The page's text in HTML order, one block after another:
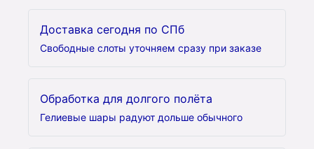
Доставка сегодня по СПб
Свободные слоты уточняем сразу при заказе
Обработка для долгого полёта
Гелиевые шары радуют дольше обычного